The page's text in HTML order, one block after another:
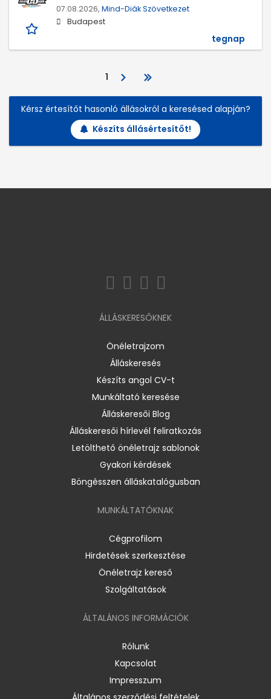
07.08.2026, Mind-Diák Szövetkezet
Budapest
tegnap
1
Kérsz értesítőt hasonló állásokról a keresésed alapján?
Készíts állásértesítőt!
ÁLLÁSKERESŐKNEK
Önéletrajzom
Álláskeresés
Készíts angol CV-t
Munkáltató keresése
Álláskeresői Blog
Álláskeresői hírlevél feliratkozás
Letölthető önéletrajz sablonok
Gyakori kérdések
Böngésszen álláskatalógusban
MUNKÁLTATÓKNAK
Cégprofilom
Hirdetések szerkesztése
Önéletrajz kereső
Szolgáltatások
ÁLTALÁNOS INFORMÁCIÓK
Rólunk
Kapcsolat
Impresszum